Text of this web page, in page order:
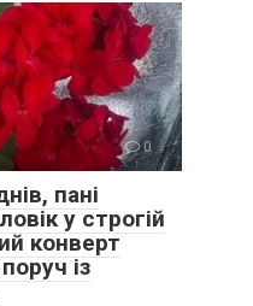
0
пані
у строгій
конверт
із